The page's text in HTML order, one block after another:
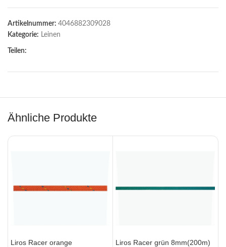
Artikelnummer: 4046882309028
Kategorie: Leinen
Teilen:
Ähnliche Produkte
Liros Racer orange
Liros Racer grün 8mm(200m)